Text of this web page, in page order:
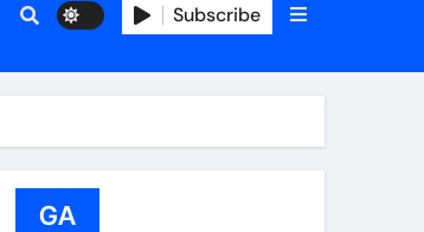
トラブル回避のリアルな裏技アドバイスも
Subscribe
GA